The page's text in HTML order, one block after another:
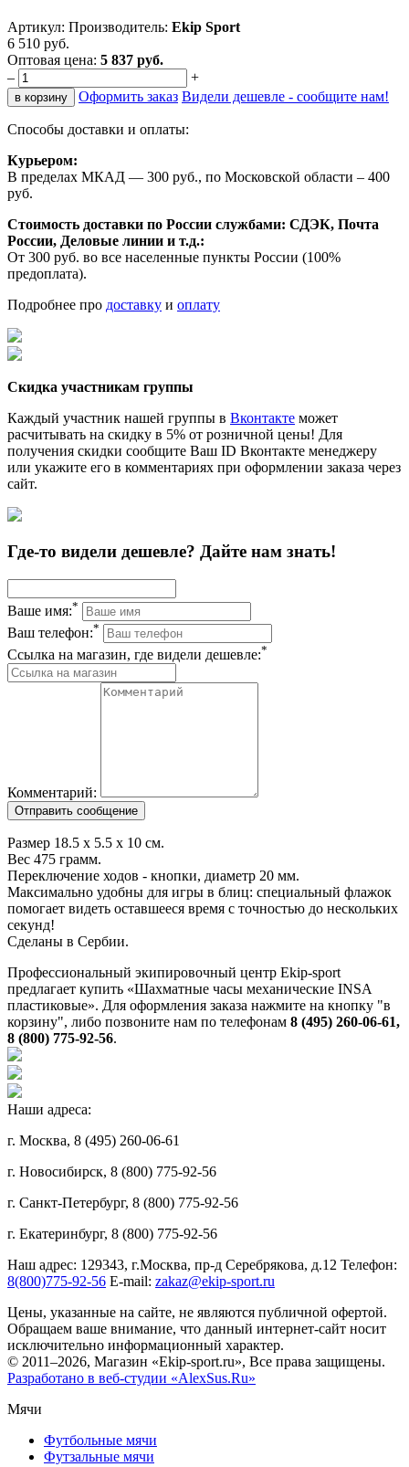
Артикул: Производитель: Ekip Sport
6 510 руб.
Оптовая цена: 5 837 руб.
–
+
в корзину Оформить заказ Видели дешевле - сообщите нам!
Способы доставки и оплаты:
Курьером:
В пределах МКАД — 300 руб., по Московской области – 400
руб.
Стоимость доставки по России службами: СДЭК, Почта
России, Деловые линии и т.д.:
От 300 руб. во все населенные пункты России (100%
предоплата).
Подробнее про доставку и оплату
Скидка участникам группы
Каждый участник нашей группы в Вконтакте может
расчитывать на скидку в 5% от розничной цены! Для
получения скидки сообщите Ваш ID Вконтакте менеджеру
или укажите его в комментариях при оформлении заказа через
сайт.
Где-то видели дешевле? Дайте нам знать!
Ваше имя:*
Ваш телефон:*
Ссылка на магазин, где видели дешевле:*
Комментарий:
Размер 18.5 х 5.5 х 10 см.
Вес 475 грамм.
Переключение ходов - кнопки, диаметр 20 мм.
Максимально удобны для игры в блиц: специальный флажок
помогает видеть оставшееся время с точностью до нескольких
секунд!
Сделаны в Сербии.
Профессиональный экипировочный центр Ekip-sport
предлагает купить «Шахматные часы механические INSA
пластиковые». Для оформления заказа нажмите на кнопку "в
корзину", либо позвоните нам по телефонам 8 (495) 260-06-61,
8 (800) 775-92-56.
Наши адреса:
г. Москва, 8 (495) 260-06-61
г. Новосибирск, 8 (800) 775-92-56
г. Санкт-Петербург, 8 (800) 775-92-56
г. Екатеринбург, 8 (800) 775-92-56
Наш адрес: 129343, г.Москва, пр-д Серебрякова, д.12 Телефон:
8(800)775-92-56 E-mail: zakaz@ekip-sport.ru
Цены, указанные на сайте, не являются публичной офертой.
Обращаем ваше внимание, что данный интернет-сайт носит
исключительно информационный характер.
© 2011–2026, Магазин «Ekip-sport.ru», Все права защищены.
Разработано в веб-студии «AlexSus.Ru»
Мячи
Футбольные мячи
Футзальные мячи